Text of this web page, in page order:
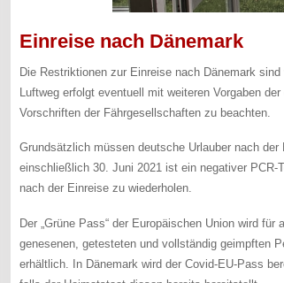
Einreise nach Dänemark
Die Restriktionen zur Einreise nach Dänemark
Luftweg erfolgt eventuell mit weiteren Vorgaben
Vorschriften der Fährgesellschaften zu beachten.
Grundsätzlich müssen deutsche Urlauber nach
einschließlich 30. Juni 2021 ist ein negativer
nach der Einreise zu wiederholen.
Der „Grüne Pass“ der Europäischen Union wird
genesenen, getesteten und vollständig geimpften
erhältlich. In Dänemark wird der Covid-EU-Pass